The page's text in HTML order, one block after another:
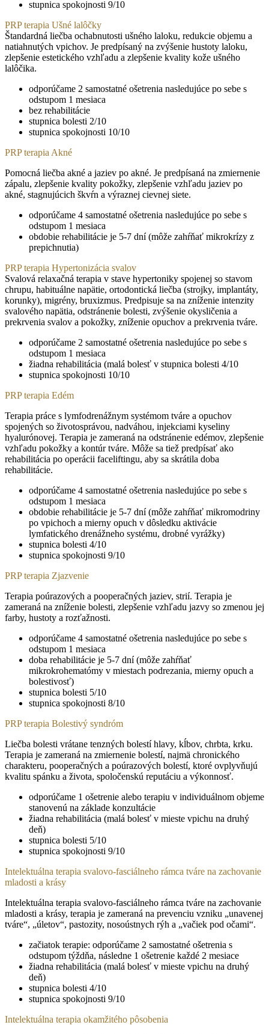
stupnica spokojnosti 9/10
PRP terapia Ušné lalôčky
Štandardná liečba ochabnutosti ušného laloku, redukcie objemu a
natiahnutých vpichov. Je predpísaný na zvýšenie hustoty laloku,
zlepšenie estetického vzhľadu a zlepšenie kvality kože ušného
lalôčika.
odporúčame 2 samostatné ošetrenia nasledujúce po sebe s
odstupom 1 mesiaca
bez rehabilitácie
stupnica bolesti 2/10
stupnica spokojnosti 10/10
PRP terapia Akné
Pomocná liečba akné a jaziev po akné. Je predpísaná na zmiernenie
zápalu, zlepšenie kvality pokožky, zlepšenie vzhľadu jaziev po
akné, stagnujúcich škvŕn a výraznej cievnej siete.
odporúčame 4 samostatné ošetrenia nasledujúce po sebe s
odstupom 1 mesiaca
obdobie rehabilitácie je 5-7 dní (môže zahŕňať mikrokrízy z
prepichnutia)
PRP terapia Hypertonizácia svalov
Svalová relaxačná terapia v stave hypertoniky spojenej so stavom
chrupu, habituálne napätie, ortodontická liečba (strojky, implantáty,
korunky), migrény, bruxizmus. Predpisuje sa na zníženie intenzity
svalového napätia, odstránenie bolesti, zvýšenie okysličenia a
prekrvenia svalov a pokožky, zníženie opuchov a prekrvenia tváre.
odporúčame 2 samostatné ošetrenia nasledujúce po sebe s
odstupom 1 mesiaca
žiadna rehabilitácia (malá bolesť v stupnica bolesti 4/10
stupnica spokojnosti 10/10
PRP terapia Edém
Terapia práce s lymfodrenážnym systémom tváre a opuchov
spojených so životosprávou, nadváhou, injekciami kyseliny
hyalurónovej. Terapia je zameraná na odstránenie edémov, zlepšenie
vzhľadu pokožky a kontúr tváre. Môže sa tiež predpísať ako
rehabilitácia po operácii faceliftingu, aby sa skrátila doba
rehabilitácie.
odporúčame 4 samostatné ošetrenia nasledujúce po sebe s
odstupom 1 mesiaca
obdobie rehabilitácie je 5-7 dní (môže zahŕňať mikromodriny
po vpichoch a mierny opuch v dôsledku aktivácie
lymfatického drenážneho systému, drobné vyrážky)
stupnica bolesti 4/10
stupnica spokojnosti 9/10
PRP terapia Zjazvenie
Terapia poúrazových a pooperačných jaziev, strií. Terapia je
zameraná na zníženie bolesti, zlepšenie vzhľadu jazvy so zmenou jej
farby, hustoty a rozťažnosti.
odporúčame 4 samostatné ošetrenia nasledujúce po sebe s
odstupom 1 mesiaca
doba rehabilitácie je 5-7 dní (môže zahŕňať
mikrokrohematómy v miestach podrezania, mierny opuch a
bolestivosť)
stupnica bolesti 5/10
stupnica spokojnosti 8/10
PRP terapia Bolestivý syndróm
Liečba bolesti vrátane tenzných bolestí hlavy, kĺbov, chrbta, krku.
Terapia je zameraná na zmiernenie bolestí, najmä chronického
charakteru, pooperačných a poúrazových bolestí, ktoré ovplyvňujú
kvalitu spánku a života, spoločenskú reputáciu a výkonnosť.
odporúčame 1 ošetrenie alebo terapiu v individuálnom objeme
stanovenú na základe konzultácie
žiadna rehabilitácia (malá bolesť v mieste vpichu na druhý
deň)
stupnica bolesti 5/10
stupnica spokojnosti 9/10
Intelektuálna terapia svalovo-fasciálneho rámca tváre na zachovanie
mladosti a krásy
Intelektuálna terapia svalovo-fasciálneho rámca tváre na zachovanie
mladosti a krásy, terapia je zameraná na prevenciu vzniku „unavenej
tváre“, „úletov“, pastozity, nosoústnych rýh a „vačiek pod očami“.
začiatok terapie: odporúčame 2 samostatné ošetrenia s
odstupom týždňa, následne 1 ošetrenie každé 2 mesiace
žiadna rehabilitácia (malá bolesť v mieste vpichu na druhý
deň)
stupnica bolesti 4/10
stupnica spokojnosti 9/10
Intelektuálna terapia okamžitého pôsobenia